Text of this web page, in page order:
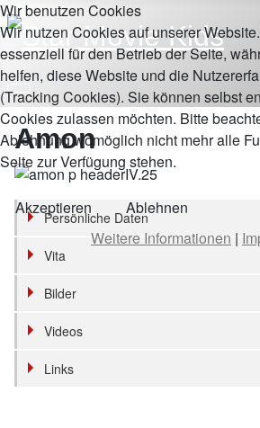
Amon
Persönliche Daten
Vita
Bilder
Videos
Links
Wir benutzen Cookies
Wir nutzen Cookies auf unserer
essenziell für den Betrieb der Seite,
helfen, diese Website und die
(Tracking Cookies). Sie können selbst
Cookies zulassen möchten. Bitte
Ablehnung womöglich nicht mehr alle
Seite zur Verfügung stehen.
Akzeptieren
Ablehnen
Weitere Informationen |